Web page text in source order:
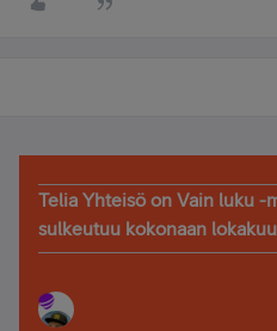
Telia Yhteisö on Vain luku -
sulkeutuu kokonaan